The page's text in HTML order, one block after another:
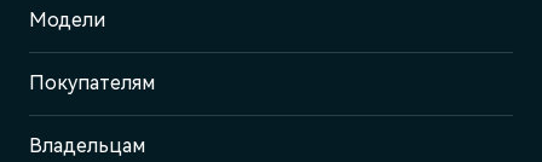
Адрес
Москва, ул. Маршала Прошлякова,
д. 13
Отдел продаж и сервиса
+7 (495) 445-61-10
Модели
Покупателям
Владельцам